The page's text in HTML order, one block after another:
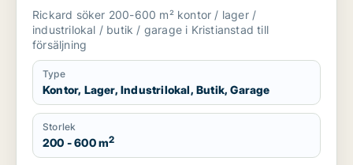
Rickard söker 200-600 m² kontor / lager /
industrilokal / butik / garage i Kristianstad till
försäljning
Type
Kontor, Lager, Industrilokal, Butik, Garage
Storlek
200 - 600 m2